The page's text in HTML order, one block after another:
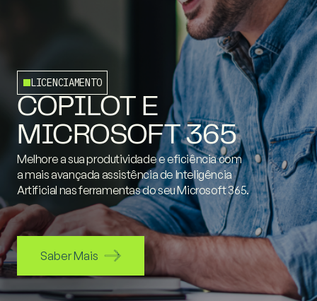
LICENCIAMENTO
COPILOT E
MICROSOFT 365
Melhore a sua produtividade e eficiência com
a mais avançada assistência de Inteligência
Artificial nas ferramentas do seu Microsoft 365.
Saber Mais